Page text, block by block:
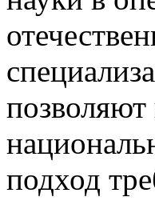
позволяют
подход